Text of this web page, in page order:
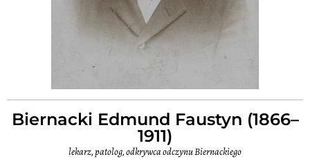
Biernacki Edmund Faustyn (1866–
1911)
lekarz, patolog, odkrywca odczynu Biernackiego